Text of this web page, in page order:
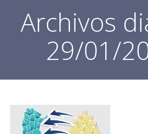
EJES
NOVEDADES
Archivos
29/01/